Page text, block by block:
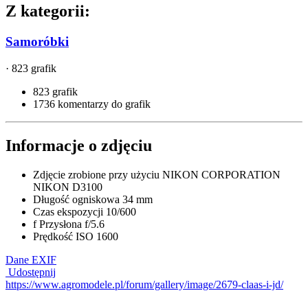
Z kategorii:
Samoróbki
· 823 grafik
823 grafik
1736 komentarzy do grafik
Informacje o zdjęciu
Zdjęcie zrobione przy użyciu NIKON CORPORATION
NIKON D3100
Długość ogniskowa 34 mm
Czas ekspozycji 10/600
f Przysłona f/5.6
Prędkość ISO 1600
Dane EXIF
Udostępnij
https://www.agromodele.pl/forum/gallery/image/2679-claas-i-jd/